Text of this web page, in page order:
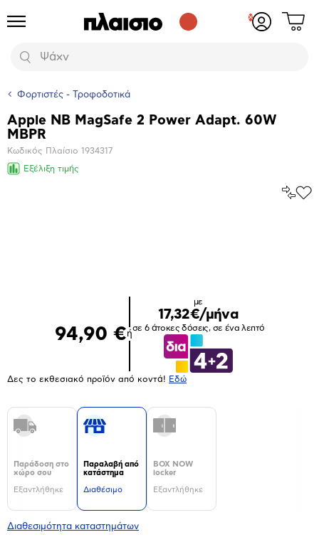
Προϊόντα
Αναζήτηση
Δες
Φορτιστές - Τροφοδοτικά
Βασικά
χαρακτηριστικά
Apple NB MagSafe 2 Power Adapt. 60W
MBPR
Κωδικός Πλαίσιο 1934317
Εξέλιξη τιμής
94,90 €ή
με
17,32€/μήνα
σε 6 άτοκες δόσεις, σε ένα λεπτό
Δες το εκθεσιακό προϊόν από κοντά! Eδώ
Παράδοση στο
χώρο σου
Εξαντλήθηκε
Παραλαβή από
κατάστημα
Διαθέσιμο
BOX NOW
locker
Εξαντλήθηκε
Διαθεσιμότητα καταστημάτων